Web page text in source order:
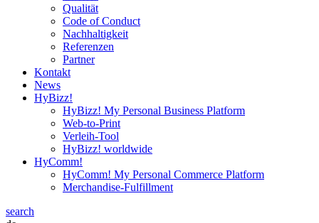
Qualität
Code of Conduct
Nachhaltigkeit
Referenzen
Partner
Kontakt
News
HyBizz!
HyBizz! My Personal Business Platform
Web-to-Print
Verleih-Tool
HyBizz! worldwide
HyComm!
HyComm! My Personal Commerce Platform
Merchandise-Fulfillment
search